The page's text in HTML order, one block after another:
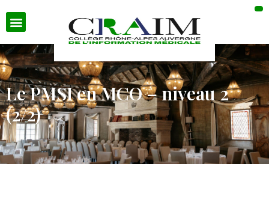
Le PMSI en MCO – niveau 2
(2/2)